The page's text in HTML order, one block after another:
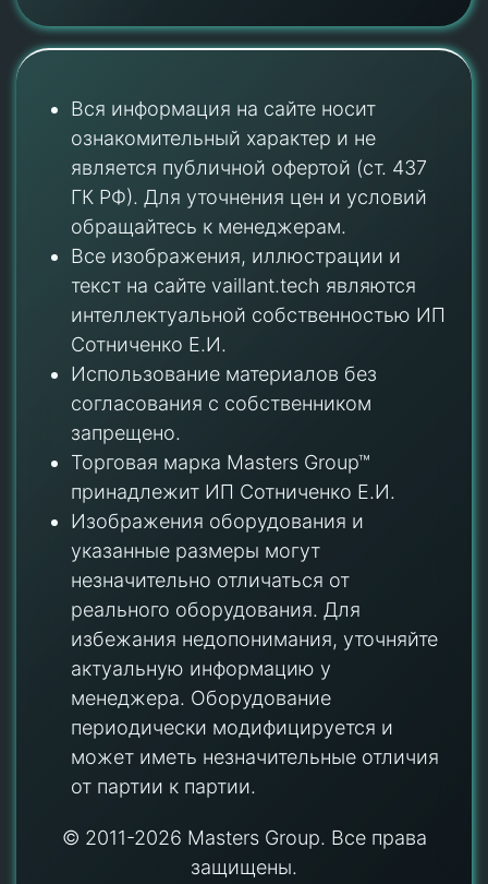
Вся информация на сайте носит
ознакомительный характер и не
является публичной офертой (ст. 437
ГК РФ). Для уточнения цен и условий
обращайтесь к менеджерам.
Все изображения, иллюстрации и
текст на сайте vaillant.tech являются
интеллектуальной собственностью ИП
Сотниченко Е.И.
Использование материалов без
согласования с собственником
запрещено.
Торговая марка Masters Group™
принадлежит ИП Сотниченко Е.И.
Изображения оборудования и
указанные размеры могут
незначительно отличаться от
реального оборудования. Для
избежания недопонимания, уточняйте
актуальную информацию у
менеджера. Оборудование
периодически модифицируется и
может иметь незначительные отличия
от партии к партии.
© 2011-2026 Masters Group. Все права
защищены.